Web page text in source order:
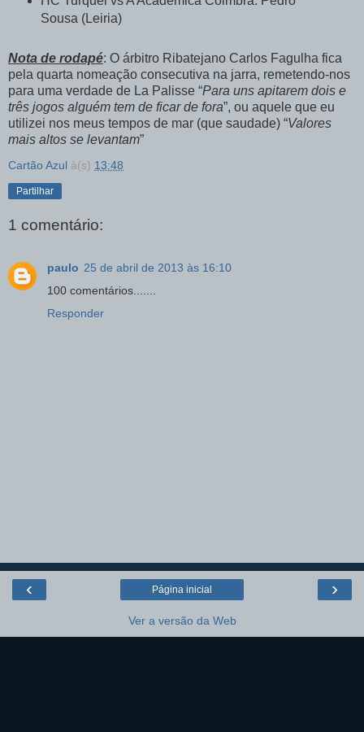
Sousa (Leiria)
Nota de rodapé: O árbitro Ribatejano Carlos Fagulha fica
pela quarta nomeação consecutiva na jarra, remetendo-nos
para uma verdade de La Palisse “Para uns apitarem dois e
três jogos alguém tem de ficar de fora”, ou aquele que eu
utilizei nos meus tempos de mar (que saudade) “Valores
mais altos se levantam”
Cartão Azul à(s) 13:48
Partilhar
1 comentário:
paulo 25 de abril de 2013 às 16:10
100 comentários.......
Responder
‹ ›
Página inicial
Ver a versão da Web